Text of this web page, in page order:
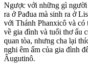
Ngược với những gì người
ra ở Pađua mà sinh ra ở
với Thánh Phanxicô và
về gia đình và tuổi thơ ấu
quan tòa, nhưng cha lại
nghi êm ấm của gia đình
Âugutinô.